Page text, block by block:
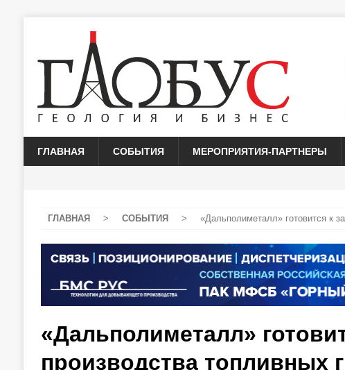
ГЛАВНАЯ СОБЫТИЯ МЕРОПРИЯТИЯ-ПАРТНЕРЫ
ГЛАВНАЯ > СОБЫТИЯ > «Дальполиметалл» готовится к
«Дальполиметалл»
производства топливных